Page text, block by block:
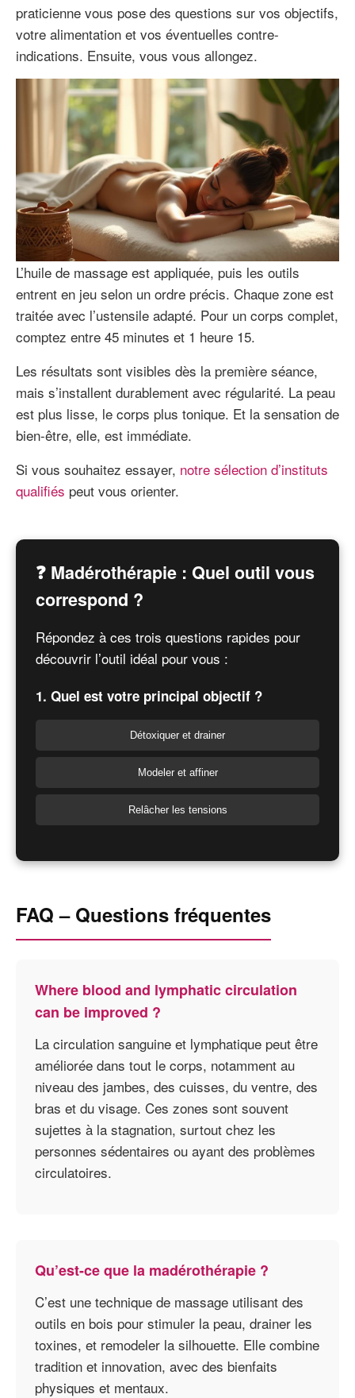
praticienne vous pose des questions sur vos objectifs,
votre alimentation et vos éventuelles contre-
indications. Ensuite, vous vous allongez.
L’huile de massage est appliquée, puis les outils
entrent en jeu selon un ordre précis. Chaque zone est
traitée avec l’ustensile adapté. Pour un corps complet,
comptez entre 45 minutes et 1 heure 15.
Les résultats sont visibles dès la première séance,
mais s’installent durablement avec régularité. La peau
est plus lisse, le corps plus tonique. Et la sensation de
bien-être, elle, est immédiate.
Si vous souhaitez essayer, notre sélection d’instituts
qualifiés peut vous orienter.
❓ Madérothérapie : Quel outil vous
correspond ?
Répondez à ces trois questions rapides pour
découvrir l’outil idéal pour vous :
1. Quel est votre principal objectif ?
Détoxiquer et drainer
Modeler et affiner
Relâcher les tensions
FAQ – Questions fréquentes
Where blood and lymphatic circulation
can be improved ?
La circulation sanguine et lymphatique peut être
améliorée dans tout le corps, notamment au
niveau des jambes, des cuisses, du ventre, des
bras et du visage. Ces zones sont souvent
sujettes à la stagnation, surtout chez les
personnes sédentaires ou ayant des problèmes
circulatoires.
Qu’est-ce que la madérothérapie ?
C’est une technique de massage utilisant des
outils en bois pour stimuler la peau, drainer les
toxines, et remodeler la silhouette. Elle combine
tradition et innovation, avec des bienfaits
physiques et mentaux.